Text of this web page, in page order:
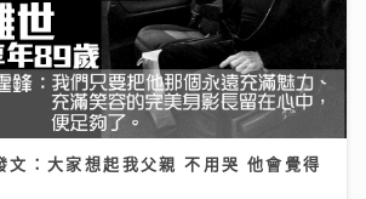
文：大家想起我父親 不用哭 他會覺得